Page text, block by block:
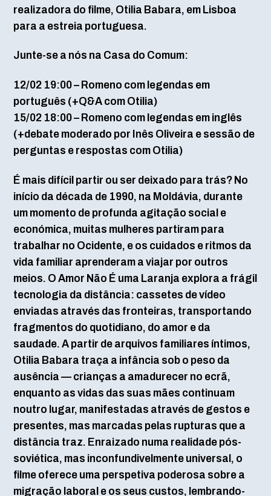
realizadora do filme, Otilia Babara, em Lisboa
para a estreia portuguesa.
Junte-se a nós na Casa do Comum:
12/02 19:00 – Romeno com legendas em
português (+Q&A com Otilia)
15/02 18:00 – Romeno com legendas em inglês
(+debate moderado por Inês Oliveira e sessão de
perguntas e respostas com Otilia)
É mais difícil partir ou ser deixado para trás? No
início da década de 1990, na Moldávia, durante
um momento de profunda agitação social e
económica, muitas mulheres partiram para
trabalhar no Ocidente, e os cuidados e ritmos da
vida familiar aprenderam a viajar por outros
meios. O Amor Não É uma Laranja explora a frágil
tecnologia da distância: cassetes de vídeo
enviadas através das fronteiras, transportando
fragmentos do quotidiano, do amor e da
saudade. A partir de arquivos familiares íntimos,
Otilia Babara traça a infância sob o peso da
ausência — crianças a amadurecer no ecrã,
enquanto as vidas das suas mães continuam
noutro lugar, manifestadas através de gestos e
presentes, mas marcadas pelas rupturas que a
distância traz. Enraizado numa realidade pós-
soviética, mas inconfundivelmente universal, o
filme oferece uma perspetiva poderosa sobre a
migração laboral e os seus custos, lembrando-